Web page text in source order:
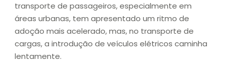
transporte de passageiros, especialmente em
áreas urbanas, tem apresentado um ritmo de
adoção mais acelerado, mas, no transporte de
cargas, a introdução de veículos elétricos caminha
lentamente.